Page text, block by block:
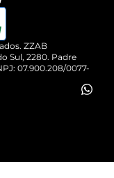
ZZAB
Sul, 2280. Padre
07.900.208/0077-